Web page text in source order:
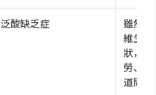
泛酸缺乏症
雖然
維生
狀，包
勞、煩
道問題